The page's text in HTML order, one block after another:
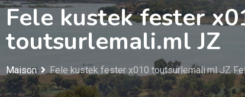
Fele kustek fester
toutsurlemali.ml JZ
Maison Fele kustek fester x010 toutsurlemali.ml JZ